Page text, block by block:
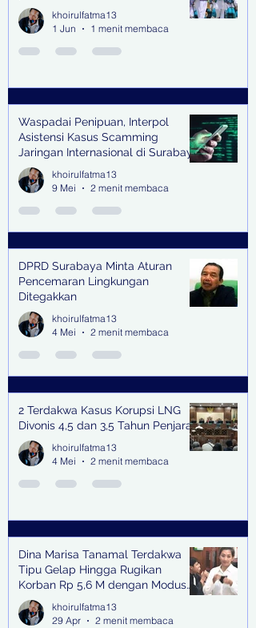
khoirulfatma13
1 Jun
1 menit membaca
Waspadai Penipuan, Interpol
Asistensi Kasus Scamming
Jaringan Internasional di Surabaya
khoirulfatma13
9 Mei
2 menit membaca
DPRD Surabaya Minta Aturan
Pencemaran Lingkungan
Ditegakkan
khoirulfatma13
4 Mei
2 menit membaca
2 Terdakwa Kasus Korupsi LNG
Divonis 4,5 dan 3,5 Tahun Penjara
khoirulfatma13
4 Mei
2 menit membaca
Dina Marisa Tanamal Terdakwa
Tipu Gelap Hingga Rugikan
Korban Rp 5,6 M dengan Modus
Kerja Sama Impor Bodong
khoirulfatma13
29 Apr
2 menit membaca